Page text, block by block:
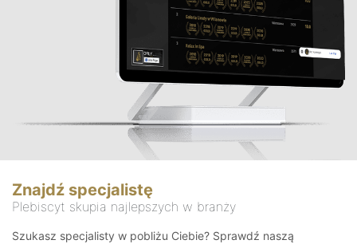
Znajdź specjalistę
Plebiscyt skupia najlepszych w branży
Szukasz specjalisty w pobliżu Ciebie? Sprawdź naszą